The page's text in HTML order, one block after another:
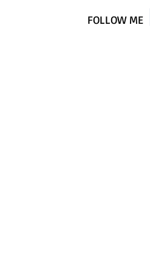
FOLLOW ME